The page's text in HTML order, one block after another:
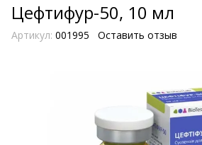
Цефтифур-50, 10 мл
Артикул: 001995 Оставить отзыв